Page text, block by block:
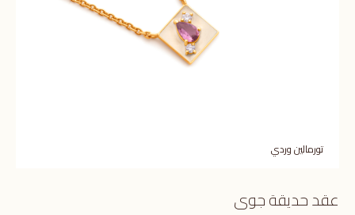
تورمالين وردي
عقد حديقة جوى